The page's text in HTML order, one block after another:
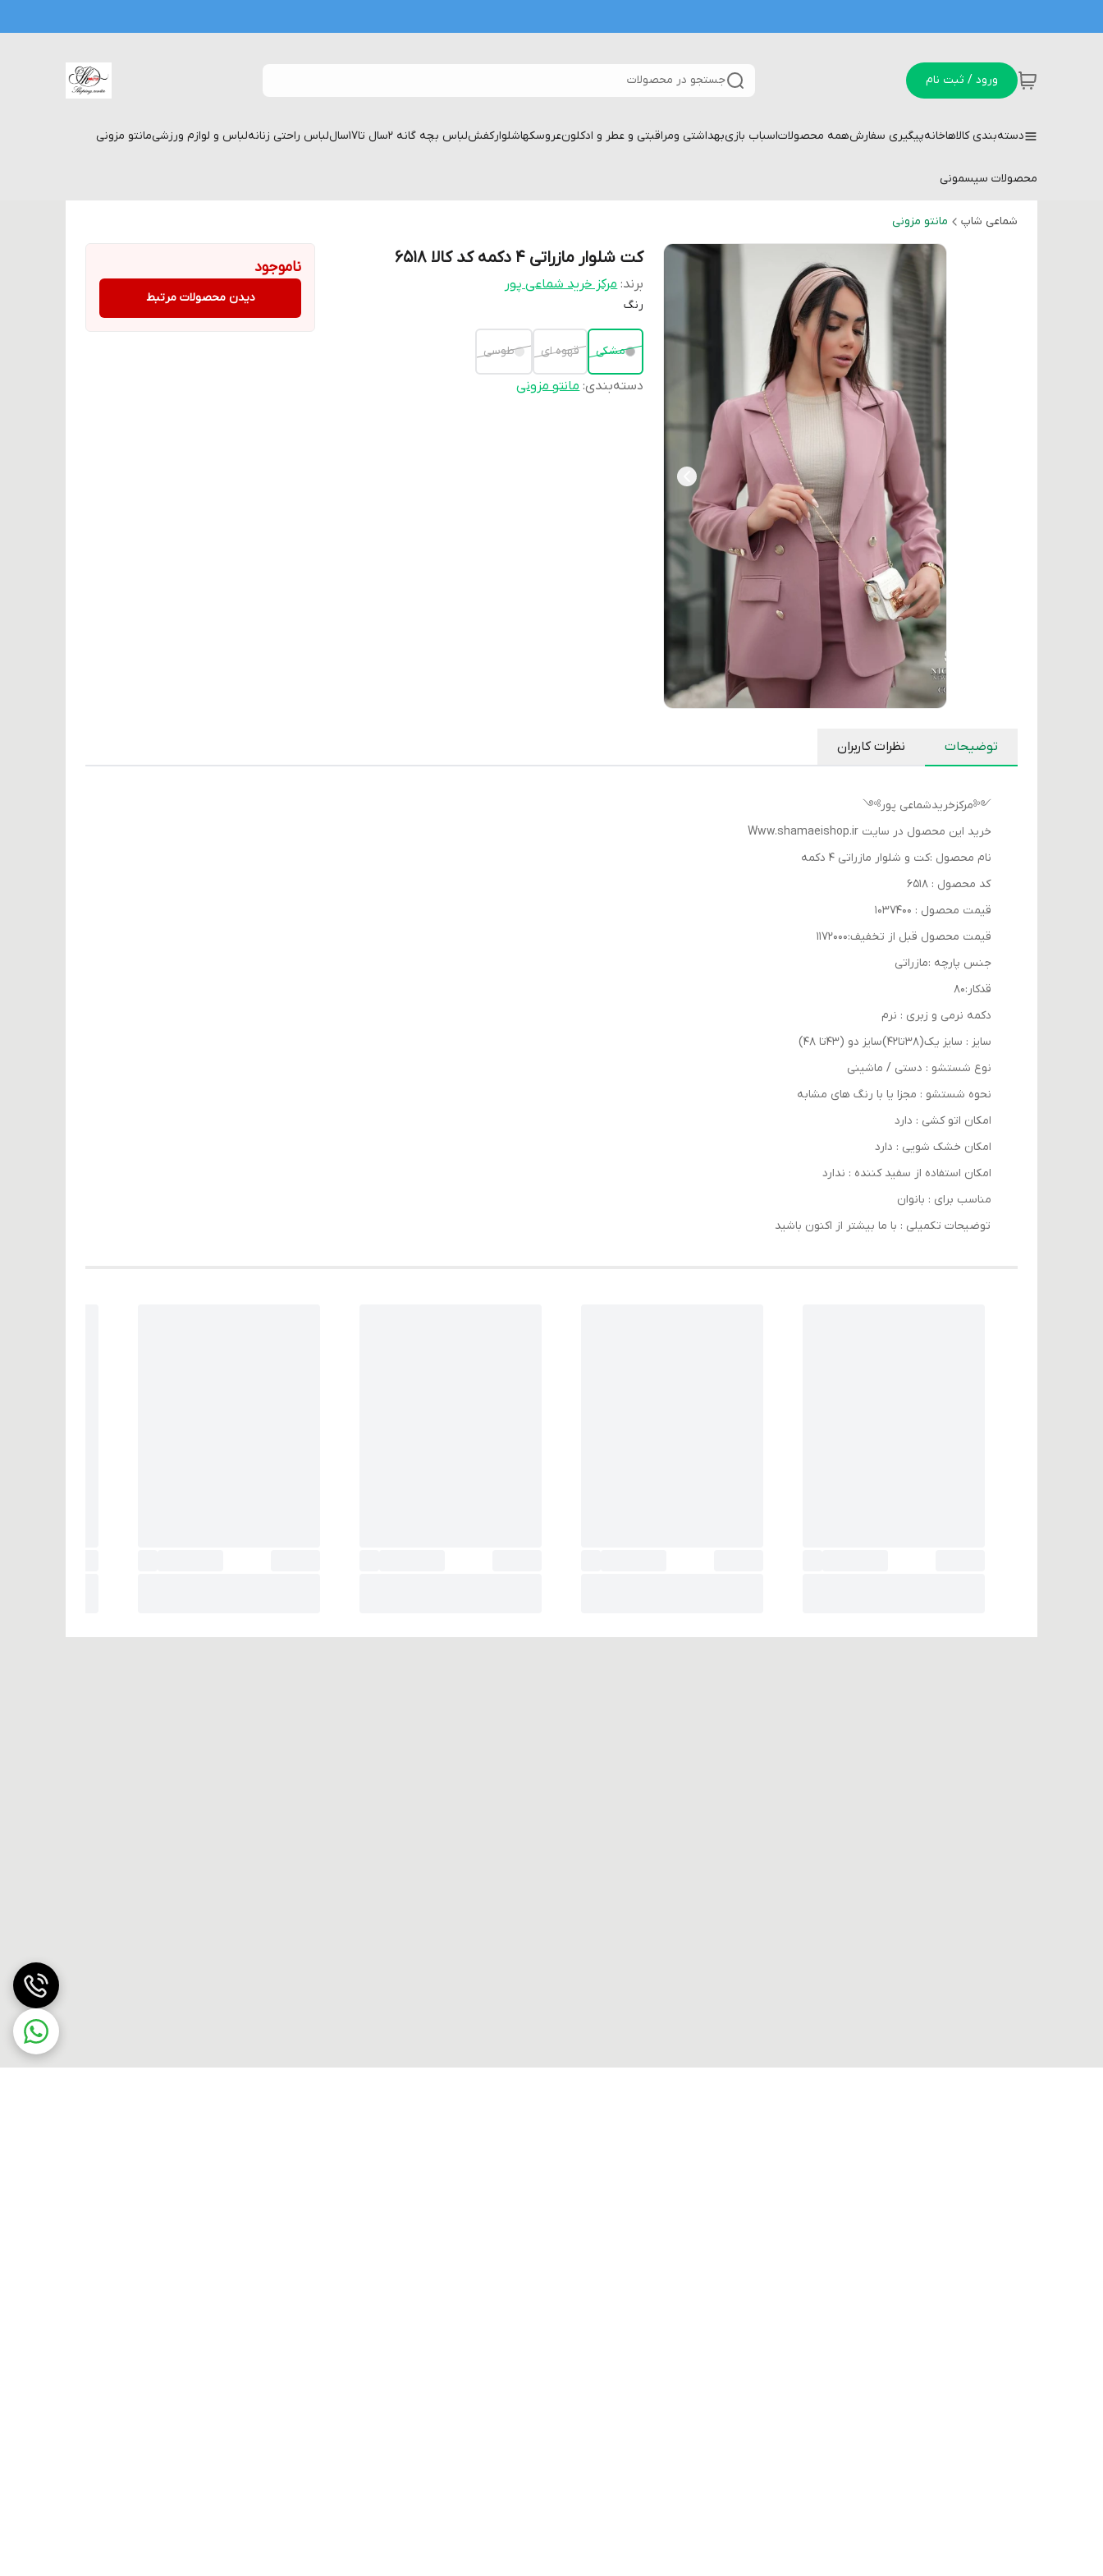
ورود / ثبت نام جستجو در محصولات
دسته‌بندی کالاهاخانهپیگیری سفارشهمه محصولاتاسباب بازیبهداشتی ومراقبتی و عطر و ادکلونعروسکهاشلوارکفشلباس بچه گانه 2سال تا۱۷سال لباس راحتی زنانهلباس و لوازم ورزشیمانتو مزونی
محصولات سیسمونی
شماعی شاپ مانتو مزونی
کت شلوار مازراتی ۴ دکمه کد کالا ۶۵۱۸
برند: مرکز خرید شماعی پور
رنگ
مشکی قهوه ای طوسی
دسته‌بندی:مانتو مزونی
ناموجود
دیدن محصولات مرتبط
توضیحات نظرات کاربران
༺مرکزخریدشماعی پور༻
خرید این محصول در سایت Www.shamaeishop.ir
نام محصول :کت و شلوار مازراتی ۴ دکمه
کد محصول : ۶۵۱۸
قیمت محصول : ۱۰۳۷۴۰۰
قیمت محصول قبل از تخفیف:۱۱۷۲۰۰۰
جنس پارچه :مازراتی
قدکار:۸۰
دکمه نرمی و زبری : نرم
سایز : سایز یک(۳۸تا۴۲)سایز دو (۴۳تا ۴۸)
نوع شستشو : دستی / ماشینی
نحوه شستشو : مجزا یا با رنگ های مشابه
امکان اتو کشی : دارد
امکان خشک‌ شویی : دارد
امکان استفاده از سفید کننده : ندارد
مناسب برای : بانوان
توضیحات تکمیلی : با ما بیشتر از اکنون باشید